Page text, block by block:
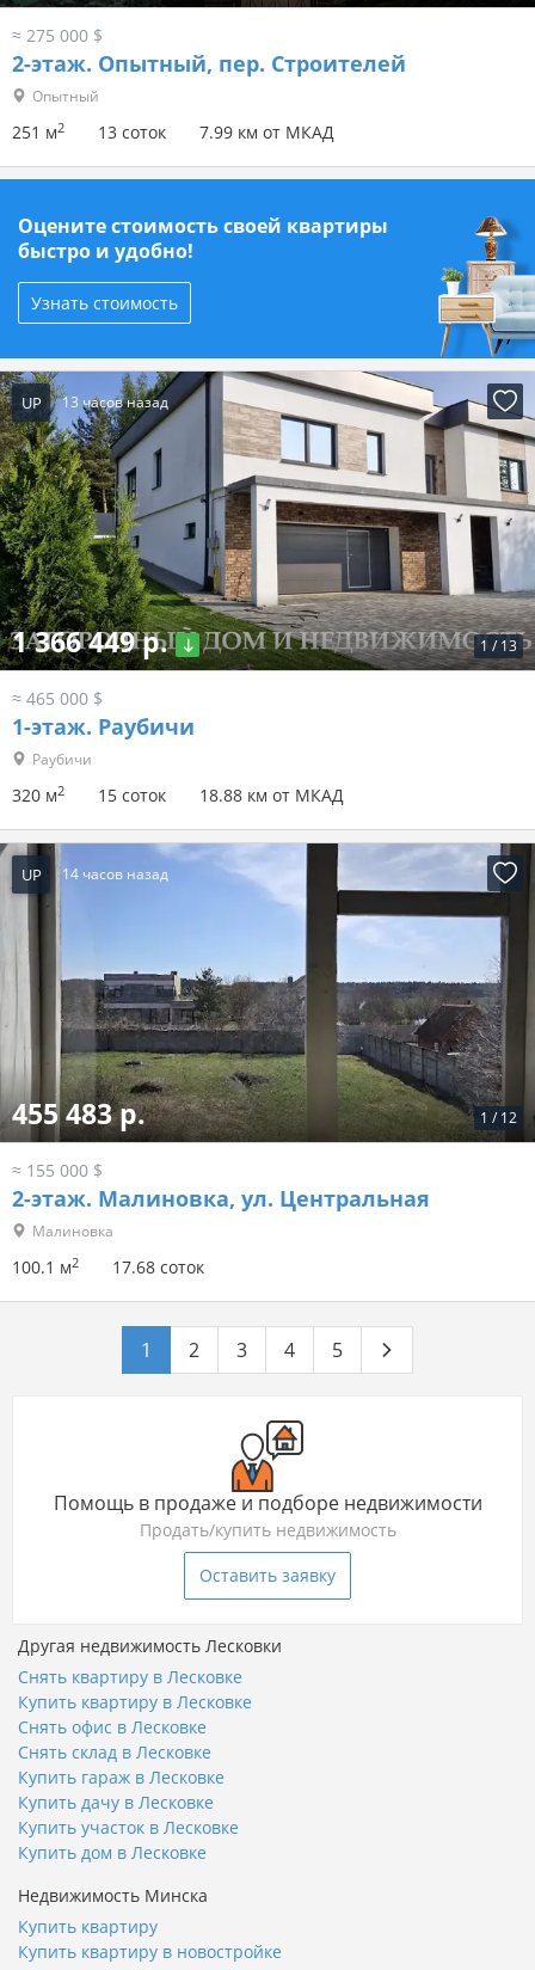
≈ 275 000 $
2-этаж. Опытный, пер. Строителей
Опытный
251 м2 13 соток 7.99 км от МКАД
Оцените стоимость своей квартиры
быстро и удобно!
Узнать стоимость
UP 13 часов назад
1 / 13
1 366 449 р.
≈ 465 000 $
1-этаж. Раубичи
Раубичи
320 м2 15 соток 18.88 км от МКАД
UP 14 часов назад
1 / 12
455 483 р.
≈ 155 000 $
2-этаж. Малиновка, ул. Центральная
Малиновка
100.1 м2 17.68 соток
1 2 3 4 5
Помощь в продаже и подборе недвижимости
Продать/купить недвижимость
Оставить заявку
Другая недвижимость Лесковки
Снять квартиру в Лесковке
Купить квартиру в Лесковке
Снять офис в Лесковке
Снять склад в Лесковке
Купить гараж в Лесковке
Купить дачу в Лесковке
Купить участок в Лесковке
Купить дом в Лесковке
Недвижимость Минска
Купить квартиру
Купить квартиру в новостройке